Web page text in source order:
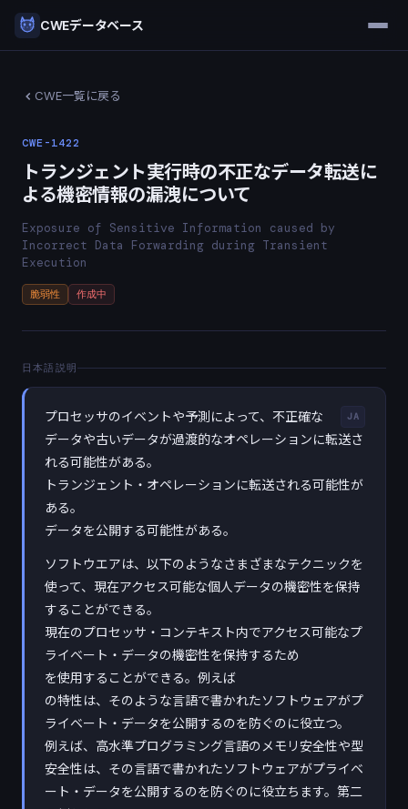
CWEデータベース
CWE一覧に戻る
CWE-1422
トランジェント実行時の不正なデータ転送に
よる機密情報の漏洩について
Exposure of Sensitive Information caused by
Incorrect Data Forwarding during Transient
Execution
脆弱性 作成中
日本語説明
JA
プロセッサのイベントや予測によって、不正確な
データや古いデータが過渡的なオペレーションに転送さ
れる可能性がある。
トランジェント・オペレーションに転送される可能性が
ある。
データを公開する可能性がある。
ソフトウエアは、以下のようなさまざまなテクニックを
使って、現在アクセス可能な個人データの機密性を保持
することができる。
現在のプロセッサ・コンテキスト内でアクセス可能なプ
ライベート・データの機密性を保持するため
を使用することができる。例えば
の特性は、そのような言語で書かれたソフトウェアがプ
ライベート・データを公開するのを防ぐのに役立つ。
例えば、高水準プログラミング言語のメモリ安全性や型
安全性は、その言語で書かれたソフトウェアがプライベ
ート・データを公開するのを防ぐのに役立ちます。第二